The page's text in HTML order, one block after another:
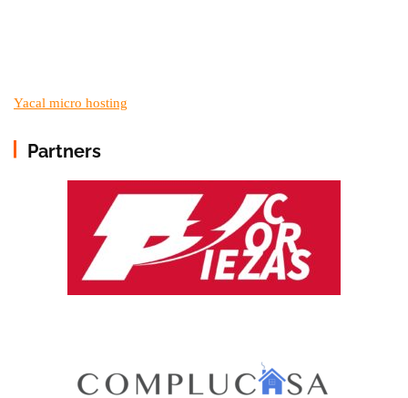
Yacal micro hosting
Partners